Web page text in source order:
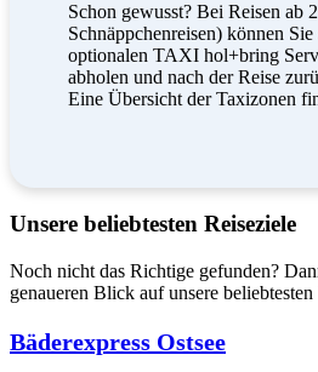
Schon gewusst? Bei Reisen ab
Schnäppchenreisen) können
optionalen TAXI hol+bring
abholen und nach der Reise
Eine Übersicht der Taxizonen
Unsere beliebtesten Reiseziele
Noch nicht das Richtige gefunden?
genaueren Blick auf unsere
Bäderexpress Ostsee